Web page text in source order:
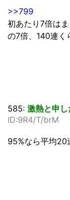
>>799
初あたり7倍は
の7倍、140連く
585: 激熱と申し
ID:9R4/T/brM
95%なら平均20